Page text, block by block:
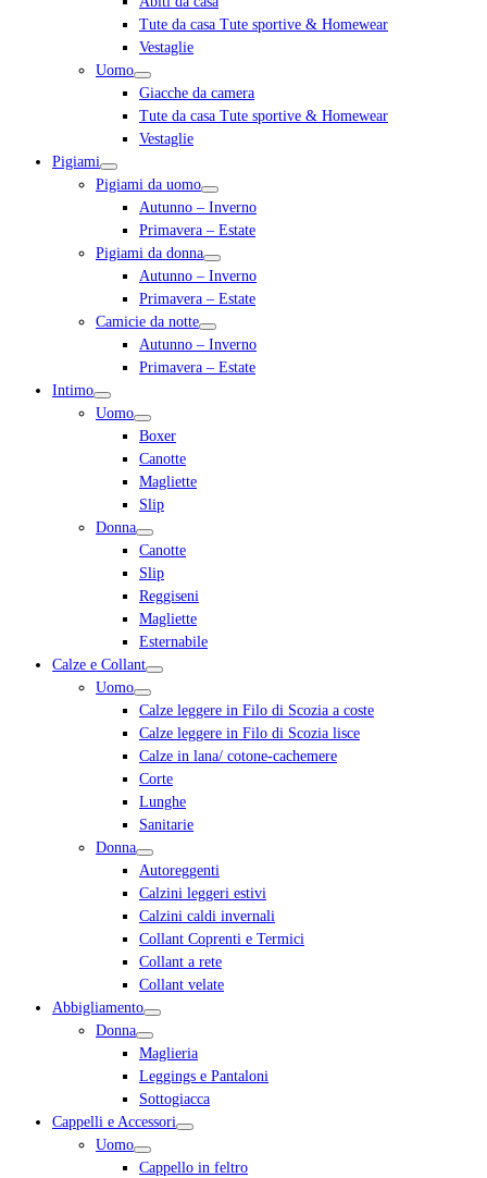
Tute da casa Tute sportive & Homewear
Vestaglie
Uomo
Giacche da camera
Tute da casa Tute sportive & Homewear
Vestaglie
Pigiami
Pigiami da uomo
Autunno – Inverno
Primavera – Estate
Pigiami da donna
Autunno – Inverno
Primavera – Estate
Camicie da notte
Autunno – Inverno
Primavera – Estate
Intimo
Uomo
Boxer
Canotte
Magliette
Slip
Donna
Canotte
Slip
Reggiseni
Magliette
Esternabile
Calze e Collant
Uomo
Calze leggere in Filo di Scozia a coste
Calze leggere in Filo di Scozia lisce
Calze in lana/ cotone-cachemere
Corte
Lunghe
Sanitarie
Donna
Autoreggenti
Calzini leggeri estivi
Calzini caldi invernali
Collant Coprenti e Termici
Collant a rete
Collant velate
Abbigliamento
Donna
Maglieria
Leggings e Pantaloni
Sottogiacca
Cappelli e Accessori
Uomo
Cappello in feltro